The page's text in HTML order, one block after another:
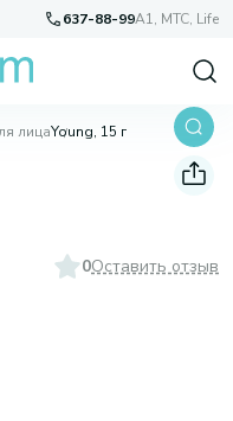
637-88-99A1, МТС, Life
лицаYoung, 15 г
0Оставить отзыв